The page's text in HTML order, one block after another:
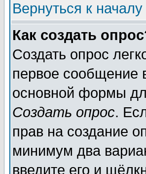
Вернуться к началу
Как создать
Создать опрос
первое сообщение
основной формы
Создать опрос.
прав на создание
минимум два
введите его и